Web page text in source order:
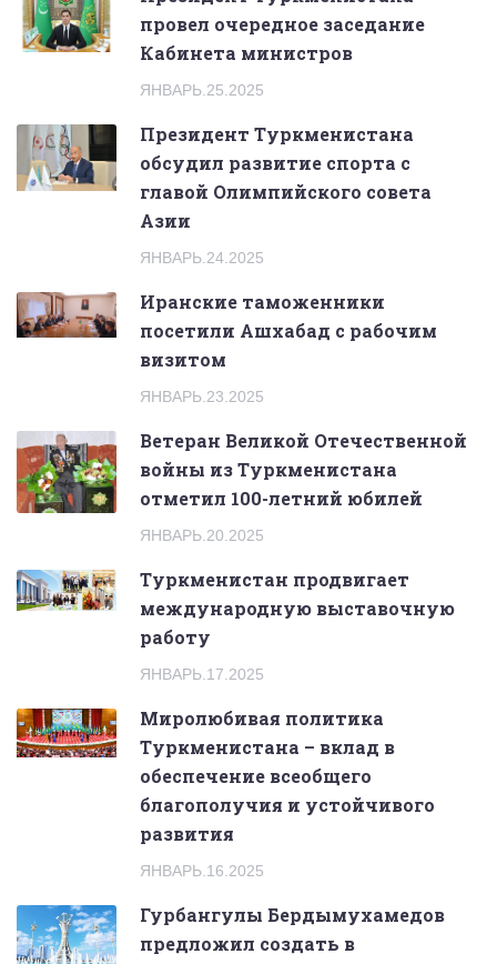
провел очередное заседание
Кабинета министров
ЯНВАРЬ.25.2025
Президент Туркменистана
обсудил развитие спорта с
главой Олимпийского совета
Азии
ЯНВАРЬ.24.2025
Иранские таможенники
посетили Ашхабад с рабочим
визитом
ЯНВАРЬ.23.2025
Ветеран Великой Отечественной
войны из Туркменистана
отметил 100-летний юбилей
ЯНВАРЬ.20.2025
Туркменистан продвигает
международную выставочную
работу
ЯНВАРЬ.17.2025
Миролюбивая политика
Туркменистана – вклад в
обеспечение всеобщего
благополучия и устойчивого
развития
ЯНВАРЬ.16.2025
Гурбангулы Бердымухамедов
предложил создать в